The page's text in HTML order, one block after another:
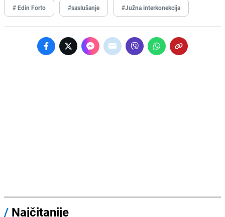
# Edin Forto #saslušanje #Južna interkonekcija
/ Najčitanije